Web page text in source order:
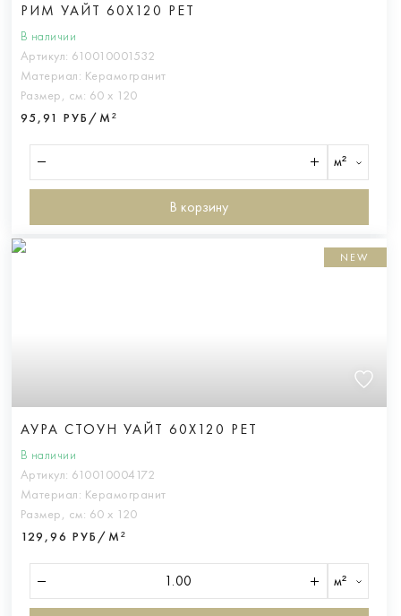
РИМ УАЙТ 60X120 РЕТ
В наличии
Артикул: 610010001532
Материал: Керамогранит
Размер, см: 60 х 120
95,91 РУБ/М²
м²
В корзину
NEW
АУРА СТОУН УАЙТ 60X120 РЕТ
В наличии
Артикул: 610010004172
Материал: Керамогранит
Размер, см: 60 х 120
129,96 РУБ/М²
м²